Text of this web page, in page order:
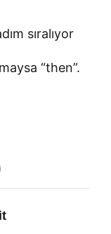
sıralıyor
“then”.